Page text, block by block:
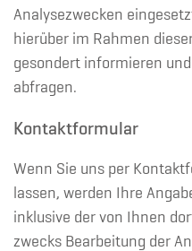
Analysezwecken
hierüber im Rahmen
gesondert informieren
abfragen.
Kontaktformular
Wenn Sie uns per
lassen, werden Ihre
inklusive der von Ihnen
zwecks Bearbeitung der